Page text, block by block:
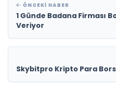
ÖNCEKI HABER
1 Günde Badana Firması
Veriyor
Skybitpro Kripto Para